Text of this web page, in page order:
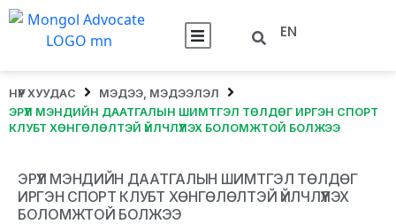
EN
НҮҮР ХУУДАС
МЭДЭЭ, МЭДЭЭЛЭЛ
ЭРҮҮЛ МЭНДИЙН ДААТГАЛЫН ШИМТГЭЛ ТӨЛДӨГ ИРГЭН СПОРТ
КЛУБТ ХӨНГӨЛӨЛТЭЙ ҮЙЛЧЛҮҮЛЭХ БОЛОМЖТОЙ БОЛЖЭЭ
ЭРҮҮЛ МЭНДИЙН ДААТГАЛЫН ШИМТГЭЛ ТӨЛДӨГ
ИРГЭН СПОРТ КЛУБТ ХӨНГӨЛӨЛТЭЙ ҮЙЛЧЛҮҮЛЭХ
БОЛОМЖТОЙ БОЛЖЭЭ